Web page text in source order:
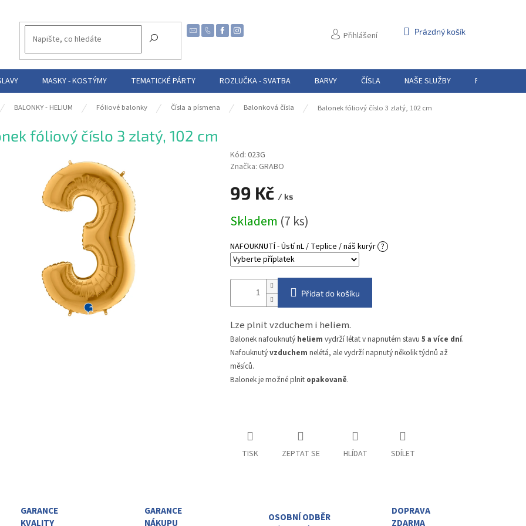
Přihlášení
NÁKUPNÍ
Prázdný košík
MASKY - KOSTÝMY TEMATICKÉ PÁRTY ROZLUČKA - SVATBA BARVY ČÍSLA NAŠE SLUŽBY PŮJČOVNA
BALONKY - HELIUM Fóliové balonky Čísla a písmena Balonková čísla Balonek fóliový číslo 3 zlatý, 102 cm
fóliový číslo 3 zlatý, 102 cm
Kód: 023G
Značka: GRABO
99 Kč / ks
cena:
Skladem (7 ks)
NAFOUKNUTÍ - Ústí nL / Teplice / náš kurýr ?
Přidat do košíku
Lze plnit vzduchem i heliem.
Balonek nafouknutý heliem vydrží létat v napnutém stavu 5 a více dní.
Nafouknutývzduchem nelétá, ale vydrží napnutý několik týdnů až
měsíců.
Balonek je možné plnit opakovaně.
TISK ZEPTAT SE HLÍDAT SDÍLET
GARANCE
KVALITY
GARANCE
NÁKUPU
OSOBNÍ ODBĚR
DOPRAVA
ZDARMA